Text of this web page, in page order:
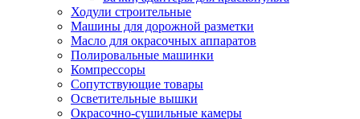
Ходули строительные
Машины для дорожной разметки
Масло для окрасочных аппаратов
Полировальные машинки
Компрессоры
Сопутствующие товары
Осветительные вышки
Окрасочно-сушильные камеры